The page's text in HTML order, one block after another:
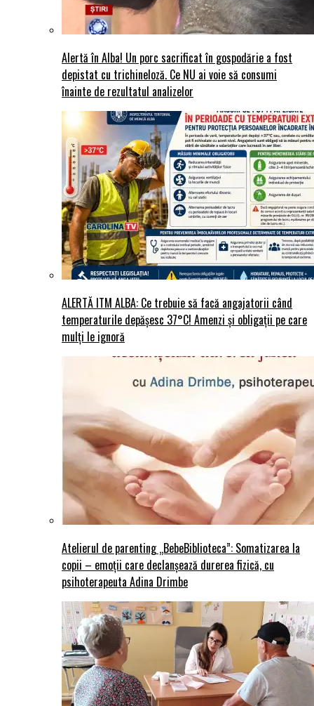
Alertă în Alba! Un porc sacrificat în gospodărie a fost
depistat cu trichineloză. Ce NU ai voie să consumi
înainte de rezultatul analizelor
ALERTĂ ITM ALBA: Ce trebuie să facă angajatorii când
temperaturile depășesc 37°C! Amenzi și obligații pe care
mulți le ignoră
Atelierul de parenting „BebeBiblioteca”: Somatizarea la
copii – emoții care declanșează durerea fizică, cu
psihoterapeuta Adina Drimbe